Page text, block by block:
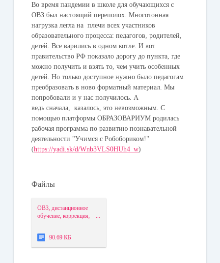
Во время пандемии в школе для обучающихся с
ОВЗ был настоящий переполох. Многотонная
нагрузка легла на плечи всех участников
образовательного процесса: педагогов, родителей,
детей. Все варились в одном котле. И вот
правительство РФ показало дорогу до пункта, где
можно получить и взять то, чем учить особенных
детей. Но только доступное нужно было педагогам
преобразовать в ново форматный материал. Мы
попробовали и у нас получилось. А
ведь сначала, казалось, это невозможным. С
помощью платформы ОБРАЗОВАРИУМ родилась
рабочая программа по развитию познавательной
деятельности "Учимся с Робобориком!"
(https://yadi.sk/d/Wnb3VLS0HUh4_w)
Файлы
ОВЗ, дистанционное
обучение, коррекция,
90.69 КБ